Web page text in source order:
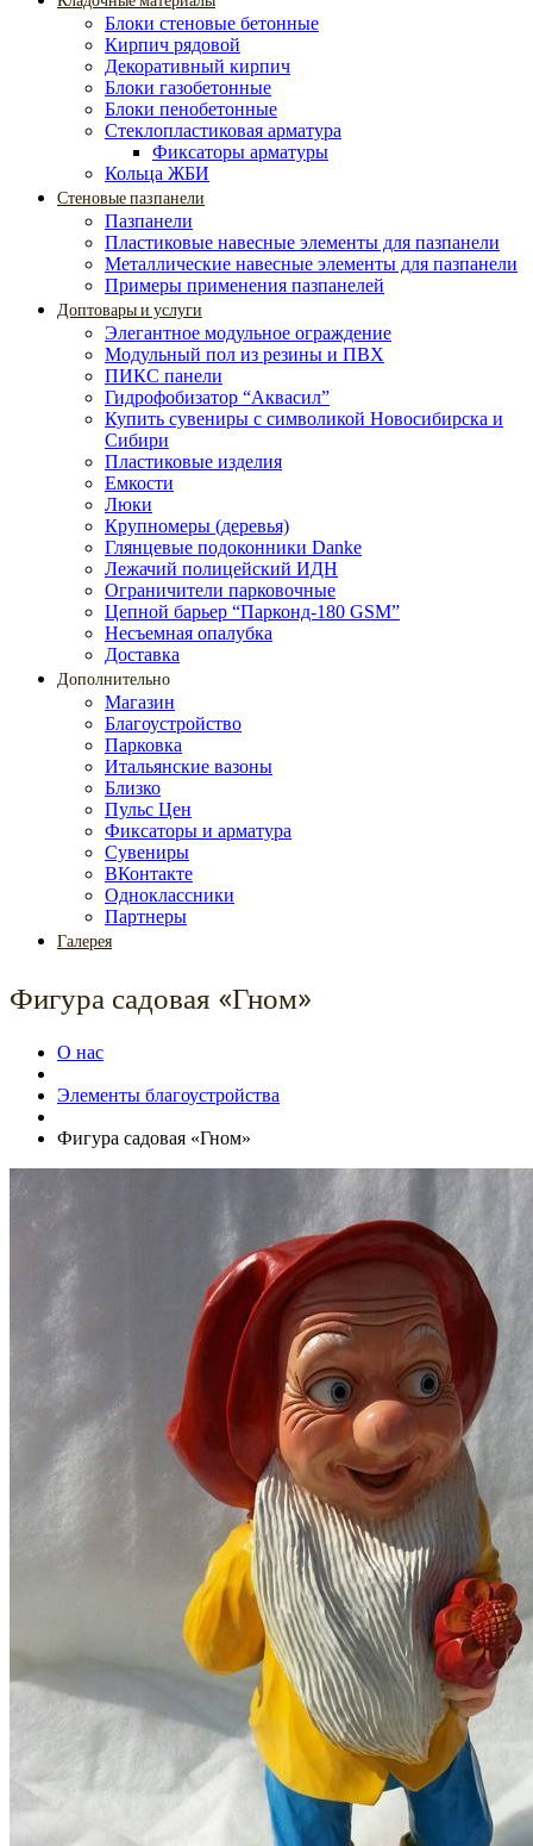
Блоки стеновые бетонные
Кирпич рядовой
Декоративный кирпич
Блоки газобетонные
Блоки пенобетонные
Стеклопластиковая арматура
Фиксаторы арматуры
Кольца ЖБИ
Стеновые пазпанели
Пазпанели
Пластиковые навесные элементы для пазпанели
Металлические навесные элементы для пазпанели
Примеры применения пазпанелей
Доптовары и услуги
Элегантное модульное ограждение
Модульный пол из резины и ПВХ
ПИКС панели
Гидрофобизатор “Аквасил”
Купить сувениры с символикой Новосибирска и
Сибири
Пластиковые изделия
Емкости
Люки
Крупномеры (деревья)
Глянцевые подоконники Danke
Лежачий полицейский ИДН
Ограничители парковочные
Цепной барьер “Парконд-180 GSM”
Несъемная опалубка
Доставка
Дополнительно
Магазин
Благоустройство
Парковка
Итальянские вазоны
Близко
Пульс Цен
Фиксаторы и арматура
Сувениры
ВКонтакте
Одноклассники
Партнеры
Галерея
Фигура садовая «Гном»
О нас
Элементы благоустройства
Фигура садовая «Гном»